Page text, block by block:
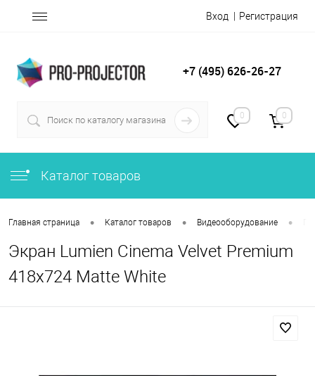
Вход Регистрация
+7 (495) 626-26-27
0 0
Каталог товаров
Главная страница • Каталог товаров • Видеооборудование •
Экран Lumien Cinema Velvet Premium
418x724 Matte White